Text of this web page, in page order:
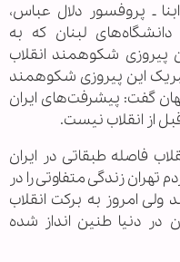
ـ پروفسور دلال عباس،
لبنان که به
شکوهمند انقلاب
این پیروزی شکوهمند
گفت: پیشرفت‌های ایران
از انقلاب نیست.
فاصله طبقاتی در ایران
زندگی متفاوتی را در
امروز به برکت انقلاب
در دنیا طنین انداز شده